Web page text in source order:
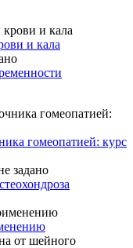
и кала
гомеопатией: курс